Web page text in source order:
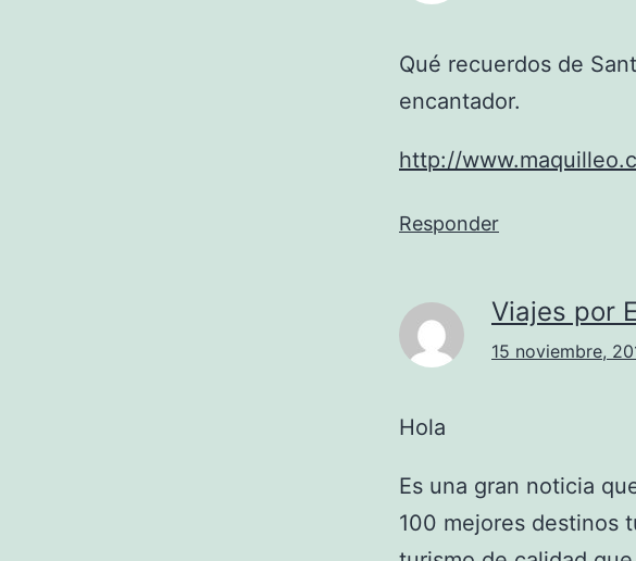
Qué recuerdos de
encantador.
http://
Responder
Viajes por
15 noviembre,
Hola
Es una gran noticia
100 mejores destinos